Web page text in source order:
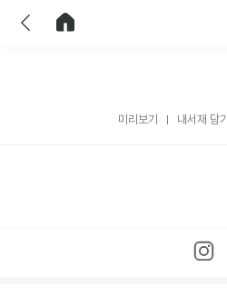
미리보기 내서재 담기